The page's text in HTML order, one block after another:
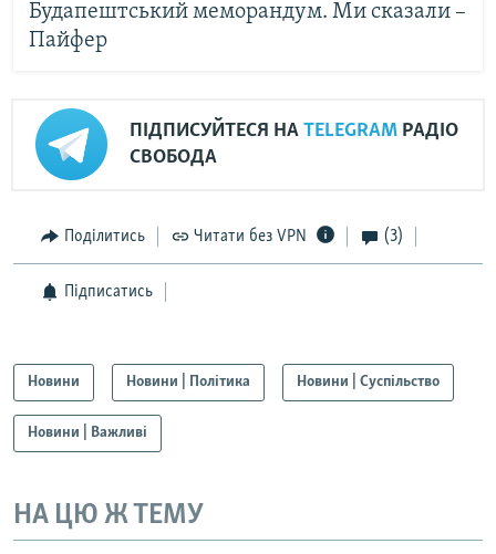
Будапештський меморандум. Ми сказали –
Пайфер
ПІДПИСУЙТЕСЯ НА TELEGRAM РАДІО
СВОБОДА
Поділитись Читати без VPN (3)
Підписатись
Новини Новини | Політика Новини | Суспільство
Новини | Важливі
НА ЦЮ Ж ТЕМУ